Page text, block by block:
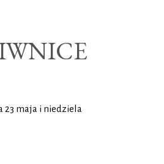
23 maja i niedziela